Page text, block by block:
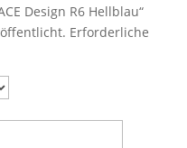
Design R6 Hellblau“
Erforderliche